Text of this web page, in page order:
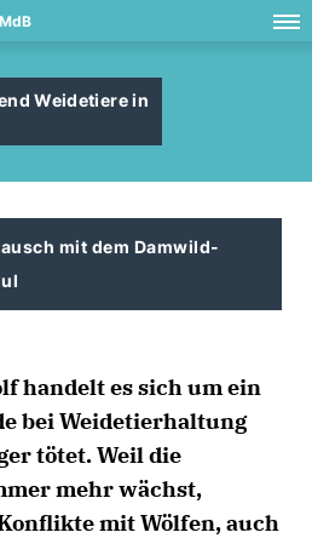
Weidetiere in
mit dem Damwild-
handelt es sich um ein
bei Weidetierhaltung
tötet. Weil die
mehr wächst,
mit Wölfen, auch